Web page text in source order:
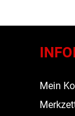
Mein